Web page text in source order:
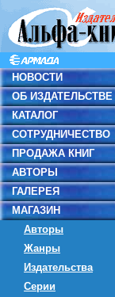
НОВОСТИ
ОБ ИЗДАТЕЛЬСТВЕ
КАТАЛОГ
СОТРУДНИЧЕСТВО
ПРОДАЖА КНИГ
АВТОРЫ
ГАЛЕРЕЯ
МАГАЗИН
Авторы
Жанры
Издательства
Серии